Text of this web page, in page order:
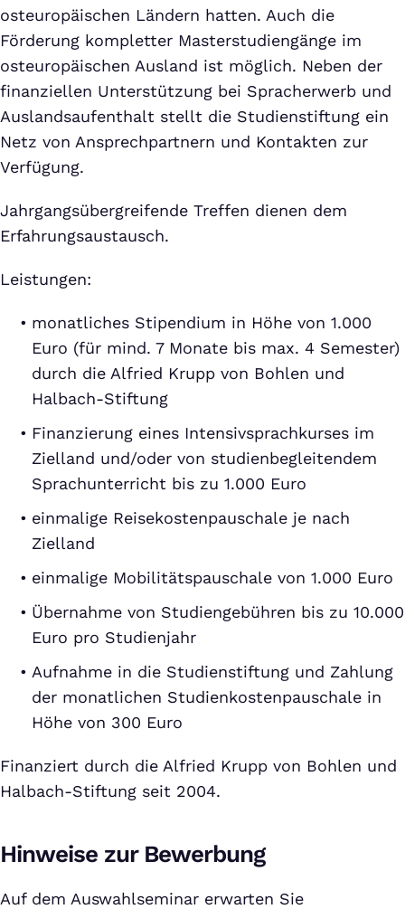
osteuropäischen Ländern hatten. Auch die
Förderung kompletter Masterstudiengänge im
osteuropäischen Ausland ist möglich. Neben der
finanziellen Unterstützung bei Spracherwerb und
Auslandsaufenthalt stellt die Studienstiftung ein
Netz von Ansprechpartnern und Kontakten zur
Verfügung.
Jahrgangsübergreifende Treffen dienen dem
Erfahrungsaustausch.
Leistungen:
monatliches Stipendium in Höhe von 1.000
Euro (für mind. 7 Monate bis max. 4 Semester)
durch die Alfried Krupp von Bohlen und
Halbach-Stiftung
Finanzierung eines Intensivsprachkurses im
Zielland und/oder von studienbegleitendem
Sprachunterricht bis zu 1.000 Euro
einmalige Reisekostenpauschale je nach
Zielland
einmalige Mobilitätspauschale von 1.000 Euro
Übernahme von Studiengebühren bis zu 10.000
Euro pro Studienjahr
Aufnahme in die Studienstiftung und Zahlung
der monatlichen Studienkostenpauschale in
Höhe von 300 Euro
Finanziert durch die Alfried Krupp von Bohlen und
Halbach-Stiftung seit 2004.
Hinweise zur Bewerbung
Auf dem Auswahlseminar erwarten Sie